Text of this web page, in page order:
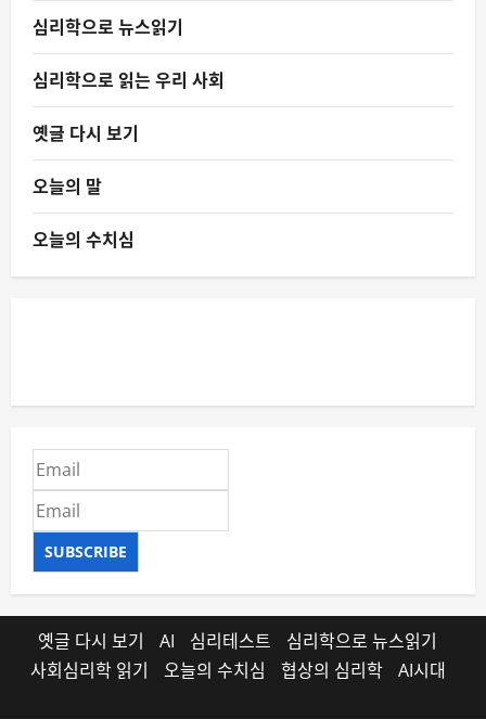
심리학으로 뉴스읽기
심리학으로 읽는 우리 사회
옛글 다시 보기
오늘의 말
오늘의 수치심
SUBSCRIBE
옛글 다시 보기 AI 심리테스트
심리학으로 뉴스읽기
사회심리학 읽기
오늘의 수치심 협상의 심리학 AI시대